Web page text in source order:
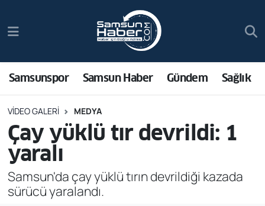
Samsunspor Samsun Haber Gündem Sağlık
VIDEO GALERI MEDYA
Çay yüklü tır devrildi: 1
yaralı
Samsun'da çay yüklü tırın devrildiği kazada
sürücü yaralandı.
Samsun Haber
Sağlık
Asayiş
Bilim ve Teknoloji
Bölge
Trafik Durumu
Süper Lig Puan Durumu ve Fikstür
Tüm Manşetler
Son Dakika Haberleri
Haber Arşivi